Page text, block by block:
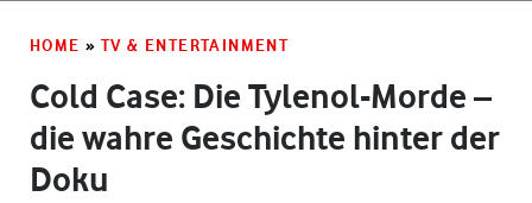
HOME » TV & ENTERTAINMENT
Cold Case: Die Tylenol-Morde –
die wahre Geschichte hinter der
Doku